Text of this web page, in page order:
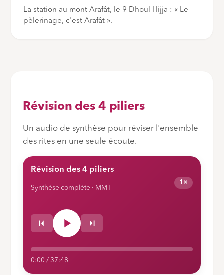
La station au mont Arafât, le 9 Dhoul Hijja : « Le
pèlerinage, c'est Arafât ».
Révision des 4 piliers
Un audio de synthèse pour réviser l'ensemble
des rites en une seule écoute.
Révision des 4 piliers
Synthèse complète · MMT
1×
0:00 / 37:48